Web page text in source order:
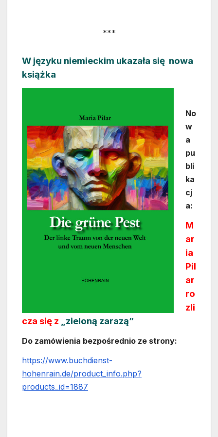
***
W języku niemieckim ukazała się nowa
książka
No
w
a
pu
bli
ka
cj
a:
M
ar
ia
Pil
ar
ro
zli
cza się z „zieloną zarazą”
Do zamówienia bezpośrednio ze strony:
https://www.buchdienst-
hohenrain.de/product_info.php?
products_id=1887